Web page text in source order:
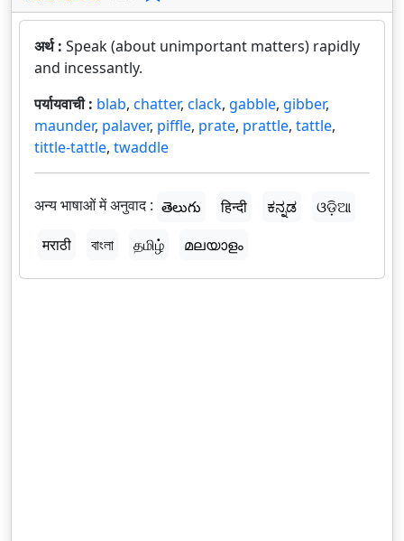
अर्थ : Speak (about unimportant matters) rapidly
and incessantly.
पर्यायवाची : blab, chatter, clack, gabble, gibber,
maunder, palaver, piffle, prate, prattle, tattle,
tittle-tattle, twaddle
अन्य भाषाओं में अनुवाद : తెలుగు हिन्दी ಕನ್ನಡ
ଓଡ଼ିଆ
मराठी
বাংলা தமிழ் മലയാളം